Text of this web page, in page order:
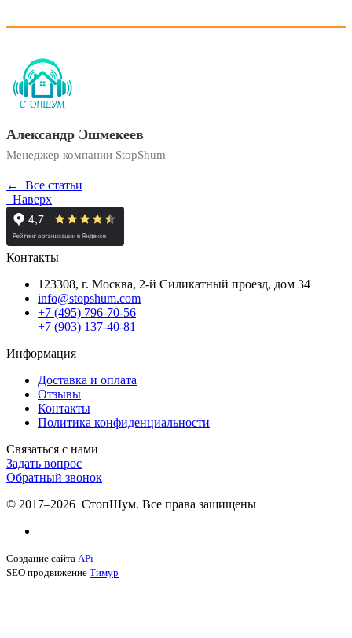
Александр Эшмекеев
Менеджер компании StopShum
← Все статьи
Наверх
Контакты
123308, г. Москва, 2-й Силикатный проезд, дом 34
info@stopshum.com
+7 (495) 796-70-56
+7 (903) 137-40-81
Информация
Доставка и оплата
Отзывы
Контакты
Политика конфиденциальности
Связаться с нами
Задать вопрос
Обратный звонок
© 2017–2026 СтопШум. Все права защищены
Создание сайта APi
SEO продвижение Тимур